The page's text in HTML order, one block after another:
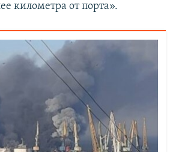
километра от порта».